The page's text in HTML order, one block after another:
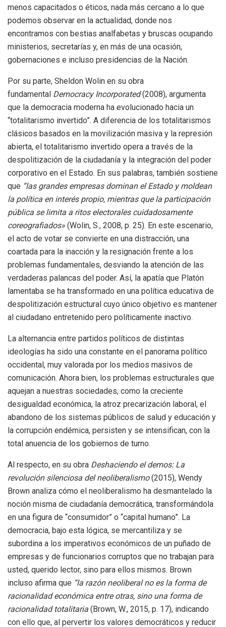
menos capacitados o éticos, nada más cercano a lo que
podemos observar en la actualidad, donde nos
encontramos con bestias analfabetas y bruscas ocupando
ministerios, secretarías y, en más de una ocasión,
gobernaciones e incluso presidencias de la Nación.
Por su parte, Sheldon Wolin en su obra
fundamental Democracy Incorporated(2008), argumenta
que la democracia moderna ha evolucionado hacia un
“totalitarismo invertido”. A diferencia de los totalitarismos
clásicos basados en la movilización masiva y la represión
abierta, el totalitarismo invertido opera a través de la
despolitización de la ciudadanía y la integración del poder
corporativo en el Estado. En sus palabras, también sostiene
que “las grandes empresas dominan el Estado y moldean
la política en interés propio, mientras que la participación
pública se limita a ritos electorales cuidadosamente
coreografiados» (Wolin, S., 2008, p. 25). En este escenario,
el acto de votar se convierte en una distracción, una
coartada para la inacción y la resignación frente a los
problemas fundamentales, desviando la atención de las
verdaderas palancas del poder. Así, la apatía que Platón
lamentaba se ha transformado en una política educativa de
despolitización estructural cuyo único objetivo es mantener
al ciudadano entretenido pero políticamente inactivo.
La alternancia entre partidos políticos de distintas
ideologías ha sido una constante en el panorama político
occidental, muy valorada por los medios masivos de
comunicación. Ahora bien, los problemas estructurales que
aquejan a nuestras sociedades, como la creciente
desigualdad económica, la atroz precarización laboral, el
abandono de los sistemas públicos de salud y educación y
la corrupción endémica, persisten y se intensifican, con la
total anuencia de los gobiernos de turno.
Al respecto, en su obra Deshaciendo el demos: La
revolución silenciosa del neoliberalismo(2015), Wendy
Brown analiza cómo el neoliberalismo ha desmantelado la
noción misma de ciudadanía democrática, transformándola
en una figura de “consumidor” o “capital humano”. La
democracia, bajo esta lógica, se mercantiliza y se
subordina a los imperativos económicos de un puñado de
empresas y de funcionarios corruptos que no trabajan para
usted, querido lector, sino para ellos mismos. Brown
incluso afirma que “la razón neoliberal no es la forma de
racionalidad económica entre otras, sino una forma de
racionalidad totalitaria (Brown, W., 2015, p. 17), indicando
con ello que, al pervertir los valores democráticos y reducir